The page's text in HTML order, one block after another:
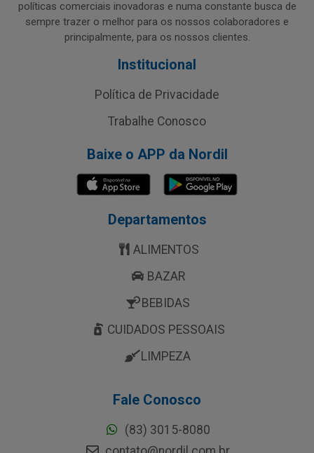
políticas comerciais inovadoras e numa constante busca de
sempre trazer o melhor para os nossos colaboradores e
principalmente, para os nossos clientes.
Institucional
Política de Privacidade
Trabalhe Conosco
Baixe o APP da Nordil
Departamentos
ALIMENTOS
BAZAR
BEBIDAS
CUIDADOS PESSOAIS
LIMPEZA
Fale Conosco
(83) 3015-8080